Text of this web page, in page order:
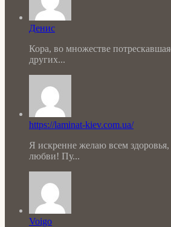
Денис
Кора, во множестве
других...
https://laminat-kiev.com.ua/
Я искренне желаю всем здоровья,
любви! Пу...
Voigo